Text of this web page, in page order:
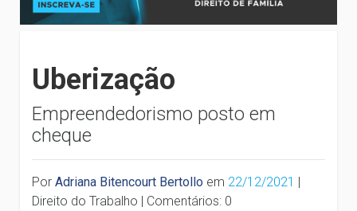
Uberização
Empreendedorismo posto em
cheque
Por Adriana Bitencourt Bertollo em 22/12/2021
Direito do Trabalho | Comentários: 0